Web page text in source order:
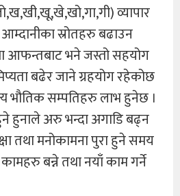
व्यापार
स्रोतहरु बढाउन
आफन्तबाट भने जस्तो सहयोग
बढेर जाने ग्रहयोग रहेकोछ
भौतिक सम्पतिहरु लाभ हुनेछ ।
हुनाले अरु भन्दा अगाडि बढ्न
तथा मनोकामना पुरा हुने समय
बन्ने तथा नयाँ काम गर्ने